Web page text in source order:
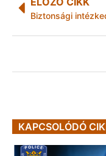
KAPCSOLÓDÓ